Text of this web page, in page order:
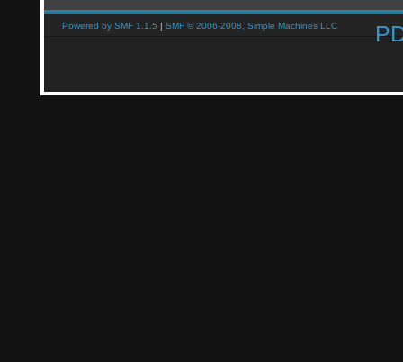
Powered by SMF 1.1.5 | SMF © 2006-2008, Simple Machines LLC